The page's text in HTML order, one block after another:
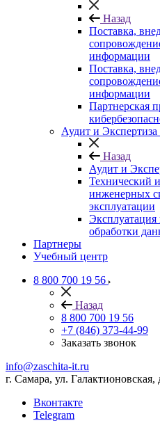
Назад
Поставка,
информации
Поставка,
информации
Партнерская
Аудит и
Назад
Аудит и
Технический
инженерных
эксплуатации
обработки
Партнеры
Учебный центр
8 800 700 19 56
Назад
8 800 700 19 56
+7 (846) 373-44-99
Заказать звонок
info@zaschita-it.ru
г. Самара, ул. Галактионовская,
Вконтакте
Telegram